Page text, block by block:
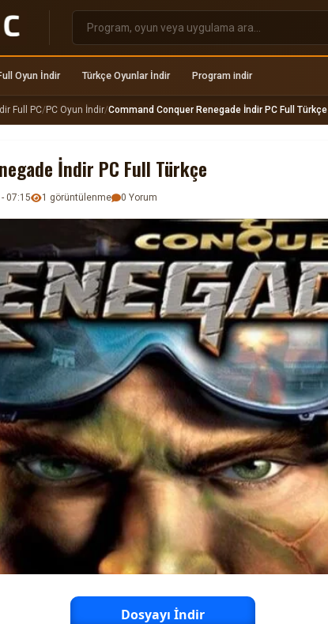
Oyun İndir Türkçe Oyunlar İndir Program indir
Full PC/PC Oyun İndir/Command Conquer Renegade İndir PC Full Türkçe
İndir PC Full Türkçe
07:15 1 görüntülenme 0 Yorum
Dosyayı İndir